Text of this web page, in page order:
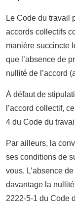
Le Code du travail
accords collectifs
manière succincte
que l’absence de
nullité de l’accord
À défaut de
l’accord collectif,
4 du Code du
Par ailleurs, la
ses conditions de
vous. L’absence
davantage la
2222-5-1 du Code